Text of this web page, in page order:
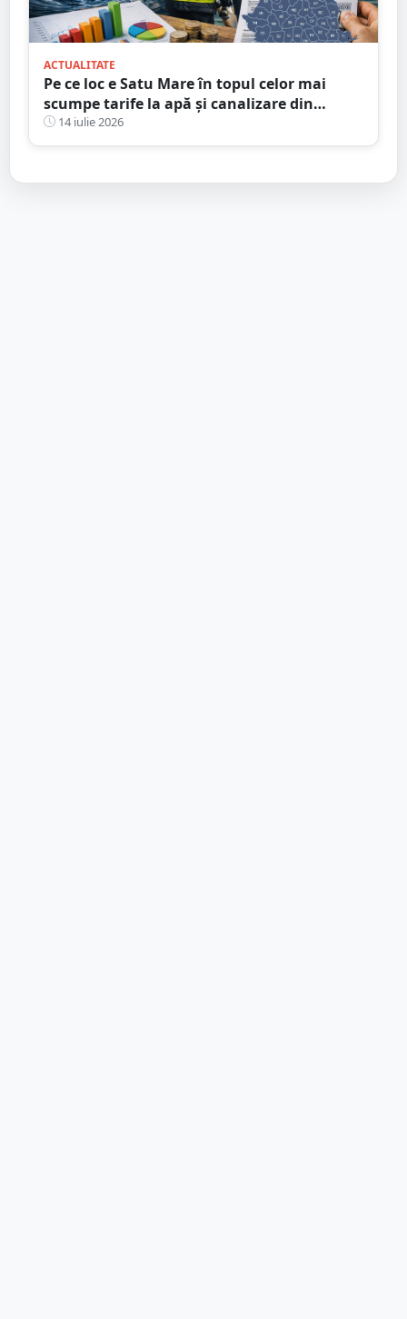
ACTUALITATE
Pe ce loc e Satu Mare în topul celor mai
scumpe tarife la apă și canalizare din
România
14 iulie 2026